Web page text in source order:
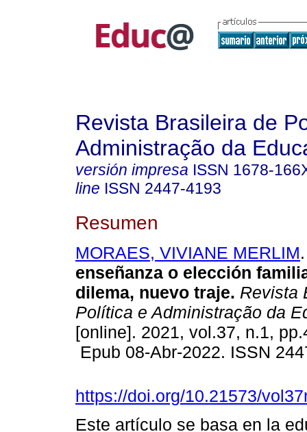
Revista Brasileira de
Administração da
versión impresa ISSN 1678-
line ISSN 2447-4193
Resumen
MORAES, VIVIANE MERLIM.
enseñanza o elección
dilema, nuevo traje. Revista
Política e Administração da
[online]. 2021, vol.37, n.1,
Epub 08-Abr-2022. ISSN
https://doi.org/10.21573/
Este artículo se basa en la